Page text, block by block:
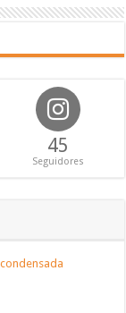
45
Seguidores